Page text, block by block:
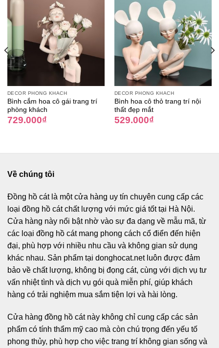
DECOR PHÒNG KHÁCH
Bình cắm hoa cô gái trang trí
phòng khách
729.000₫
DECOR PHÒNG KHÁCH
Bình hoa cô thỏ trang trí nội
thất đẹp mắt
529.000₫
Về chúng tôi
Đồng hồ cátlà một cửa hàng uy tín chuyên cung cấp các
loại đồng hồ cát chất lượng với mức giá tốt tại Hà Nội.
Cửa hàng này nổi bật nhờ vào sự đa dạng về mẫu mã, từ
các loại đồng hồ cát mang phong cách cổ điển đến hiện
đại, phù hợp với nhiều nhu cầu và không gian sử dụng
khác nhau. Sản phẩm tại donghocat.net luôn được đảm
bảo về chất lượng, không bị đọng cát, cùng với dịch vụ tư
vấn nhiệt tình và dịch vụ gói quà miễn phí, giúp khách
hàng có trải nghiệm mua sắm tiện lợi và hài lòng.
Cửa hàng đồng hồ cát này không chỉ cung cấp các sản
phẩm có tính thẩm mỹ cao mà còn chú trọng đến yếu tố
phong thủy, phù hợp cho việc trang trí không gian sống và